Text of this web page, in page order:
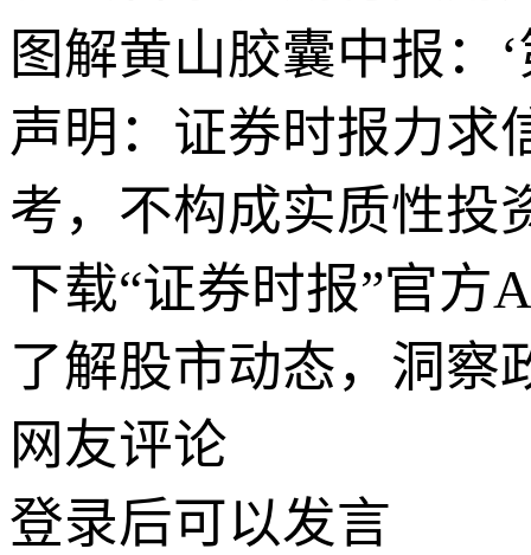
图解黄山胶囊中报：
声明：证券时报力求
考，不构成实质性投
下载“证券时报”官方
了解股市动态，洞察
网友评论
登录后可以发言